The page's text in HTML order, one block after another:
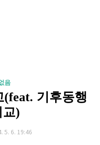
음
기후동행
교)
5. 6. 19:46